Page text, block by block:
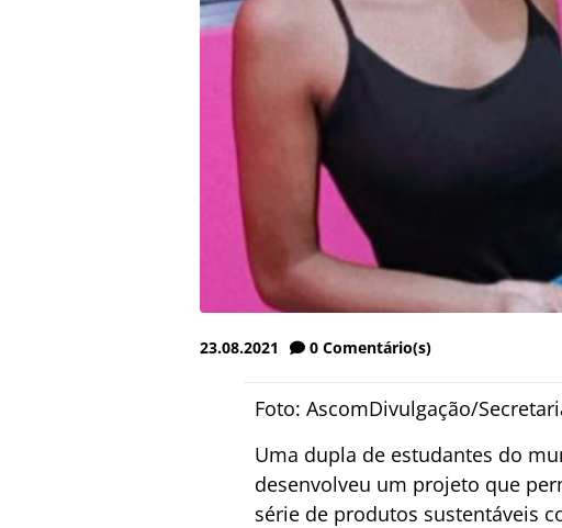
23.08.2021 0 Comentário(s)
Foto: AscomDivulgação/
Uma dupla de estudantes do
desenvolveu um projeto que
série de produtos sustentáveis